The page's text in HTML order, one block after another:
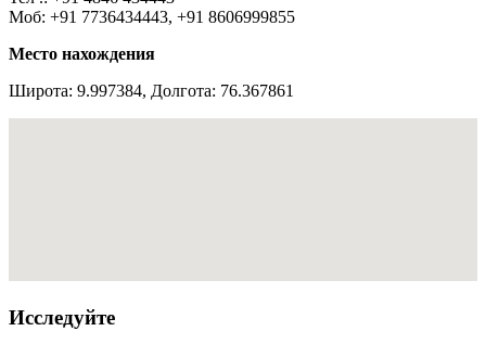
Моб: +91 7736434443, +91 8606999855
Место нахождения
Широта: 9.997384, Долгота: 76.367861
Исследуйте